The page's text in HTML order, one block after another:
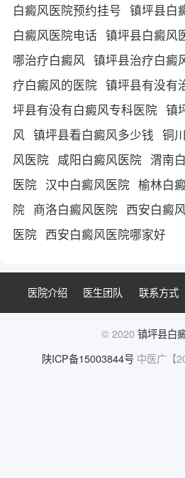
白癜风医院预约挂号 镇坪县白
白癜风医院电话 镇坪县白癜风
哪治疗白癜风 镇坪县治疗白癜
疗白癜风的医院 镇坪县有没有
坪县有没有白癜风专科医院 镇
风 镇坪县看白癜风多少钱 铜
风医院 咸阳白癜风医院 渭南
医院 汉中白癜风医院 榆林白
院 商洛白癜风医院 西安白癜
医院 西安白癜风医院哪家好
医院介绍 医生团队 联系方式
© 2020 镇坪县白
陕ICP备15003844号 中医广【